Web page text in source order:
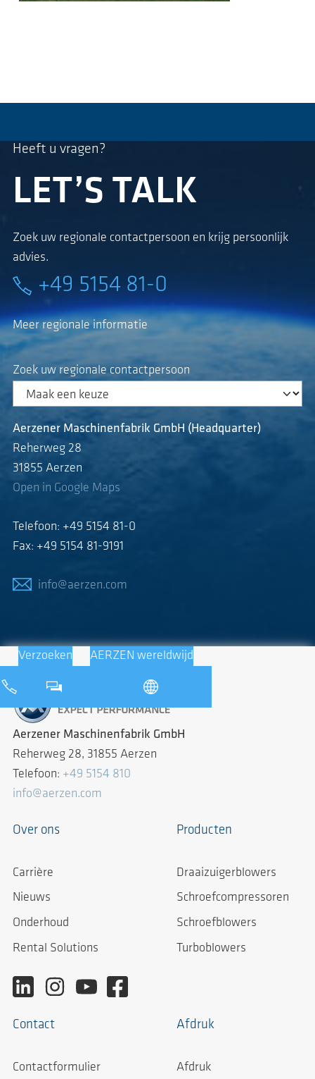
Heeft u vragen?
LET’S TALK
Zoek uw regionale contactpersoon en krijg persoonlijk
advies.
+49 5154 81-0
Meer regionale informatie
Zoek uw regionale contactpersoon
Aerzener Maschinenfabrik GmbH (Headquarter)
Reherweg 28
31855 Aerzen
Open in Google Maps
Telefoon: +49 5154 81-0
Fax: +49 5154 81-9191
info@aerzen.com
Verzoeken AERZEN wereldwijd
Aerzener Maschinenfabrik GmbH
Reherweg 28, 31855 Aerzen
Telefoon: +49 5154 810
info@aerzen.com
Over ons
Carrière
Nieuws
Onderhoud
Rental Solutions
Producten
Draaizuigerblowers
Schroefcompressoren
Schroefblowers
Turboblowers
Contact
Contactformulier
Afdruk
Afdruk